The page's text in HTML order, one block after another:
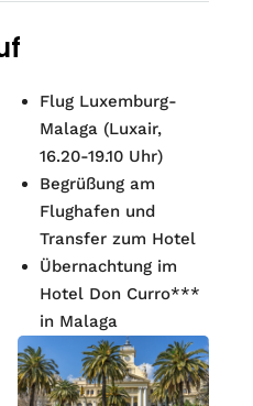
Flug Luxemburg-
Malaga (Luxair,
16.20-19.10 Uhr)
Begrüßung am
Flughafen und
Transfer zum Hotel
Übernachtung im
Hotel Don Curro***
in Malaga